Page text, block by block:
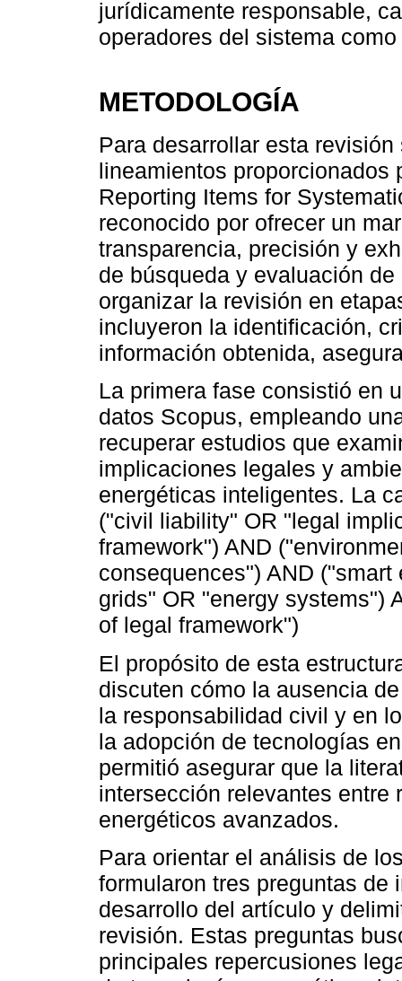
jurídicamente responsable,
operadores del sistema
METODOLOGÍA
Para desarrollar esta
lineamientos proporcionados
Reporting Items for
reconocido por ofrecer un
transparencia, precisión y
de búsqueda y evaluación
organizar la revisión en
incluyeron la identificación,
información obtenida,
La primera fase consistió en
datos Scopus, empleando
recuperar estudios que
implicaciones legales y
energéticas inteligentes. La
("civil liability" OR "legal
framework") AND
consequences") AND
grids" OR "energy systems")
of legal framework")
El propósito de esta
discuten cómo la ausencia
la responsabilidad civil y en
la adopción de tecnologías
permitió asegurar que la
intersección relevantes
energéticos avanzados.
Para orientar el análisis de
formularon tres preguntas de
desarrollo del artículo y
revisión. Estas preguntas
principales repercusiones